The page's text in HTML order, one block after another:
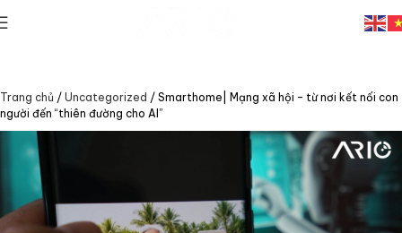
Trang chủ / Uncategorized / Smarthome| Mạng xã hội – từ nơi kết nối con
người đến “thiên đường cho AI”